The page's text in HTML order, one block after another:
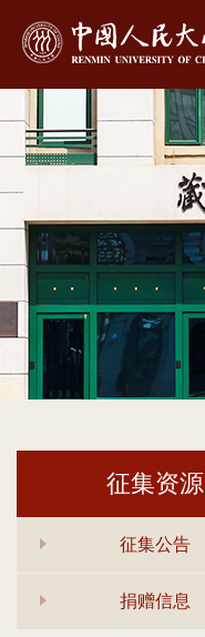
征集资源
征集公告
捐赠信息